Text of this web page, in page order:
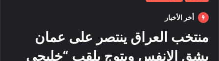
أخر الأخبار
منتخب العراق ينتصر على عمان
بشق الانفس ويتوج بلقب “خليجي